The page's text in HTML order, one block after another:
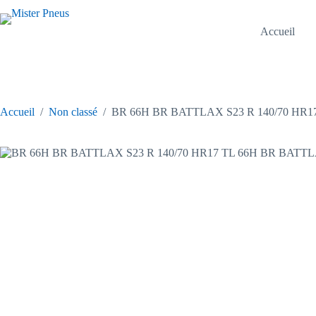
au
Accueil
Accueil / Non classé / BR 66H BR BATTLAX S23 R 140/70